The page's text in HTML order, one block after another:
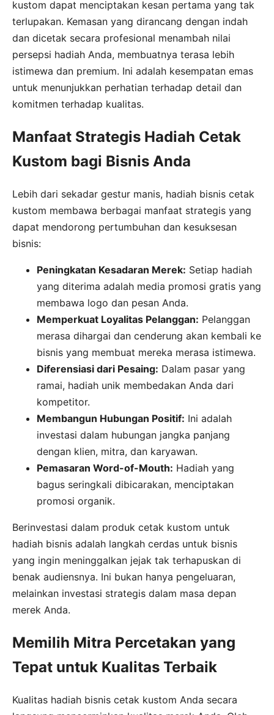
kustom dapat menciptakan kesan pertama yang tak
terlupakan. Kemasan yang dirancang dengan indah
dan dicetak secara profesional menambah nilai
persepsi hadiah Anda, membuatnya terasa lebih
istimewa dan premium. Ini adalah kesempatan emas
untuk menunjukkan perhatian terhadap detail dan
komitmen terhadap kualitas.
Manfaat Strategis Hadiah Cetak
Kustom bagi Bisnis Anda
Lebih dari sekadar gestur manis, hadiah bisnis cetak
kustom membawa berbagai manfaat strategis yang
dapat mendorong pertumbuhan dan kesuksesan
bisnis:
Peningkatan Kesadaran Merek: Setiap hadiah
yang diterima adalah media promosi gratis yang
membawa logo dan pesan Anda.
Memperkuat Loyalitas Pelanggan: Pelanggan
merasa dihargai dan cenderung akan kembali ke
bisnis yang membuat mereka merasa istimewa.
Diferensiasi dari Pesaing: Dalam pasar yang
ramai, hadiah unik membedakan Anda dari
kompetitor.
Membangun Hubungan Positif: Ini adalah
investasi dalam hubungan jangka panjang
dengan klien, mitra, dan karyawan.
Pemasaran Word-of-Mouth: Hadiah yang
bagus seringkali dibicarakan, menciptakan
promosi organik.
Berinvestasi dalam produk cetak kustom untuk
hadiah bisnis adalah langkah cerdas untuk bisnis
yang ingin meninggalkan jejak tak terhapuskan di
benak audiensnya. Ini bukan hanya pengeluaran,
melainkan investasi strategis dalam masa depan
merek Anda.
Memilih Mitra Percetakan yang
Tepat untuk Kualitas Terbaik
Kualitas hadiah bisnis cetak kustom Anda secara